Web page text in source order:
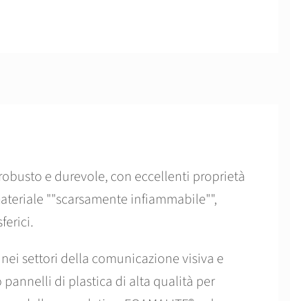
e durevole, con eccellenti proprietà
""scarsamente infiammabile"",
settori della comunicazione visiva e
pannelli di plastica di alta qualità per